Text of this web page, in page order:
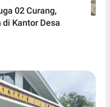
02 Curang,
Kantor Desa